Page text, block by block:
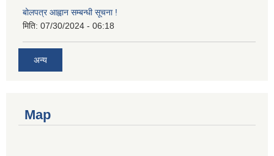
बोलपत्र आह्वान सम्बन्धी सूचना !
मिति: 07/30/2024 - 06:18
अन्य
Map